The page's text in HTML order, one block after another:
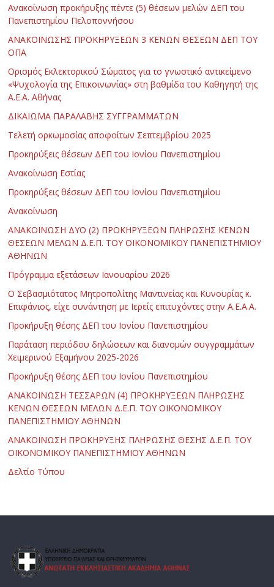
Ανακοίνωση προκήρυξης πέντε (5) θέσεων μελών ΔΕΠ του
Πανεπιστημίου Πελοποννήσου
ΑΝΑΚΟΙΝΩΣΗΣ ΠΡΟΚΗΡΥΞΕΩΝ 3 ΚΕΝΩΝ ΘΕΣΕΩΝ ΔΕΠ ΤΟΥ
ΟΠΑ
Ορισμός Εκλεκτορικού Σώματος για το γνωστικό αντικείμενο
«Ψυχολογία της Επικοινωνίας» στη βαθμίδα του Καθηγητή της
Α.Ε.Α. Αθήνας
ΔΙΚΑΙΩΜΑ ΠΑΡΑΛΑΒΗΣ ΣΥΓΓΡΑΜΜΑΤΩΝ
Τελετή ορκωμοσίας αποφοίτων Σεπτεμβρίου 2025
Προκηρύξεις θέσεων ΔΕΠ του Ιονίου Πανεπιστημίου
Ανακοίνωση Εστίας
Προκηρύξεις θέσεων ΔΕΠ του Ιονίου Πανεπιστημίου
Ανακοίνωση
ΑΝΑΚΟΙΝΩΣΗ ΔΥΟ (2) ΠΡΟΚΗΡΥΞΕΩΝ ΠΛΗΡΩΣΗΣ ΚΕΝΩΝ
ΘΕΣΕΩΝ ΜΕΛΩΝ Δ.Ε.Π. ΤΟΥ ΟΙΚΟΝΟΜΙΚΟΥ ΠΑΝΕΠΙΣΤΗΜΙΟΥ
ΑΘΗΝΩΝ
Πρόγραμμα εξετάσεων Ιανουαρίου 2026
Ο Σεβασμιότατος Μητροπολίτης Μαντινείας και Κυνουρίας κ.
Επιφάνιος, είχε συνάντηση με Ιερείς επιτυχόντες στην Α.Ε.Α.Α.
Προκήρυξη θέσης ΔΕΠ του Ιονίου Πανεπιστημίου
Παράταση περιόδου δηλώσεων και διανομών συγγραμμάτων
Χειμερινού Εξαμήνου 2025-2026
Προκήρυξη θέσης ΔΕΠ του Ιονίου Πανεπιστημίου
ΑΝΑΚΟΙΝΩΣΗ ΤΕΣΣΑΡΩΝ (4) ΠΡΟΚΗΡΥΞΕΩΝ ΠΛΗΡΩΣΗΣ
ΚΕΝΩΝ ΘΕΣΕΩΝ ΜΕΛΩΝ Δ.Ε.Π. ΤΟΥ ΟΙΚΟΝΟΜΙΚΟΥ
ΠΑΝΕΠΙΣΤΗΜΙΟΥ ΑΘΗΝΩΝ
ΑΝΑΚΟΙΝΩΣΗ ΠΡΟΚΗΡΥΞΗΣ ΠΛΗΡΩΣΗΣ ΘΕΣΗΣ Δ.Ε.Π. ΤΟΥ
ΟΙΚΟΝΟΜΙΚΟΥ ΠΑΝΕΠΙΣΤΗΜΙΟΥ ΑΘΗΝΩΝ
Δελτίο Τύπου